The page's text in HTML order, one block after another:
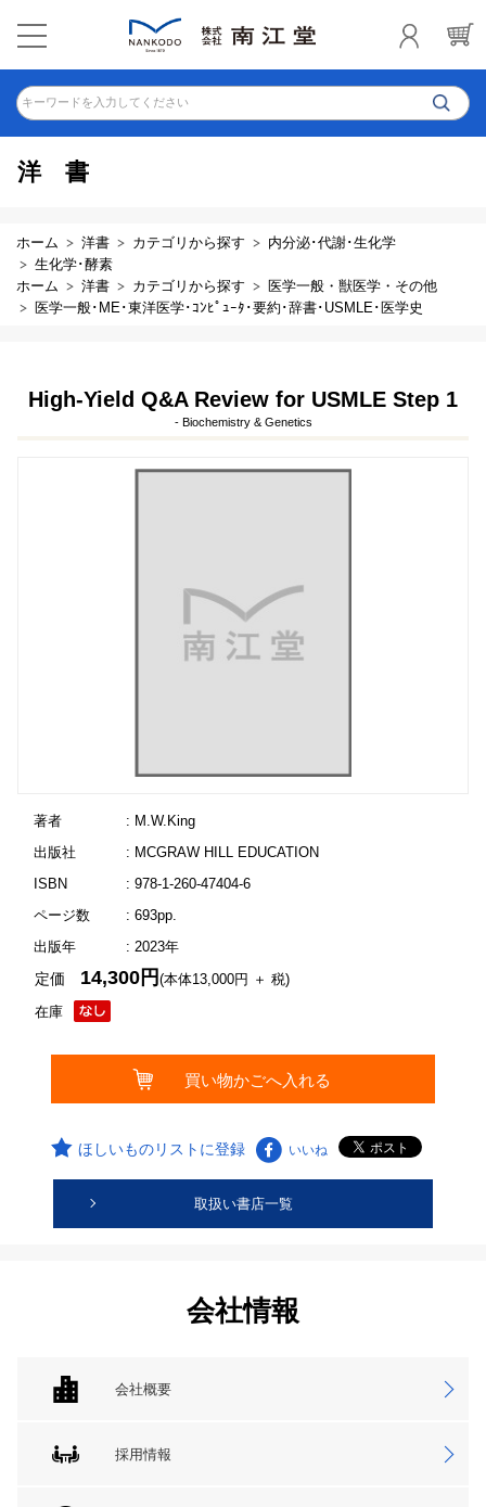
キーワードを入力してください
洋書
ホーム 洋書 カテゴリから探す
内分泌･代謝･生化学
生化学･酵素
ホーム
洋書 カテゴリから探す
医学一般・獣医学・その他
医学一般･ME･東洋医学･ｺﾝﾋﾟｭｰﾀ･要約･辞書･USMLE･医学史
High-Yield Q&A Review for USMLE Step 1
- Biochemistry & Genetics
著者
: M.W.King
出版社
: MCGRAW HILL EDUCATION
ISBN
: 978-1-260-47404-6
ページ数
: 693pp.
出版年
: 2023年
在庫
定価 14,300円(本体13,000円 ＋ 税)
ほしいものリストに登録 いいね
取扱い書店一覧
会社情報
会社概要
採用情報